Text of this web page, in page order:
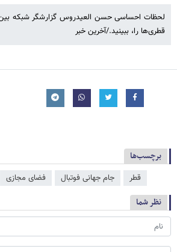
لحظات احساسی حسن العیدروس گزارشگر شبکه
قطری‌ها را، ببینید./آخرین خبر
برچسب‌ها
قطر جام جهانی فوتبال فضای مجازی
نظر شما